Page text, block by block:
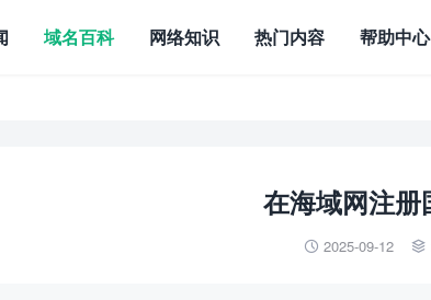
域名百科 网络知识 热门内容 帮助中心
在海域网注
 2025-09-12 